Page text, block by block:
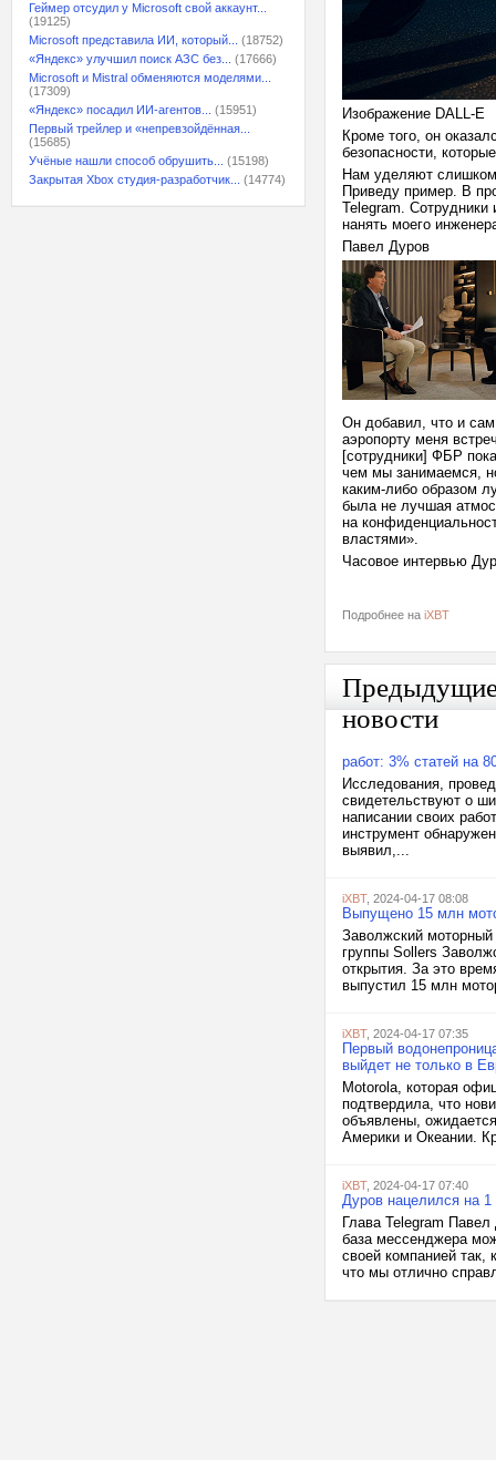
Геймер отсудил у Microsoft свой аккаунт...
(19125)
Microsoft представила ИИ, который...
(18752)
«Яндекс» улучшил поиск АЗС без...
(17666)
Microsoft и Mistral обменяются моделями...
(17309)
«Яндекс» посадил ИИ-агентов...
(15951)
Первый трейлер и «непревзойдённая...
(15685)
Учёные нашли способ обрушить...
(15198)
Закрытая Xbox студия-разработчик...
(14774)
Изображение DALL-E
Кроме того, он
безопасности,
Нам уделяют
Приведу пример. В
Telegram. Сотрудники
нанять моего
Павел Дуров
Он добавил, что и
аэропорту меня
[сотрудники] ФБР
чем мы занимаемся,
каким-либо образом
была не лучшая
на
властями».
Часовое интервью
Подробнее на iXBT
новости
работ: 3% статей на
Исследования,
свидетельствуют о
написании своих
инструмент
выявил,...
iXBT, 2024-04-17 08:08
Выпущено 15 млн
Заволжский
группы Sollers
открытия. За это
выпустил 15 млн
iXBT, 2024-04-17 07:35
Первый
выйдет не только в
Motorola, которая
подтвердила, что
объявлены,
Америки и Океании.
iXBT, 2024-04-17 07:40
Дуров нацелился на
Глава Telegram
база мессенджера
своей компанией
что мы отлично